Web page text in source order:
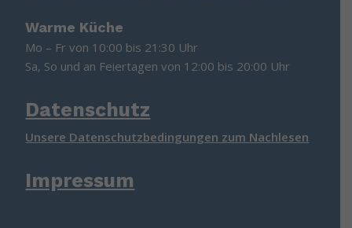
Warme Küche
Mo – Fr von 10:00 bis 21:30 Uhr
Sa, So und an Feiertagen von 12:00 bis 20:00 Uhr
Datenschutz
Unsere Datenschutzbedingungen zum Nachlesen
Impressum